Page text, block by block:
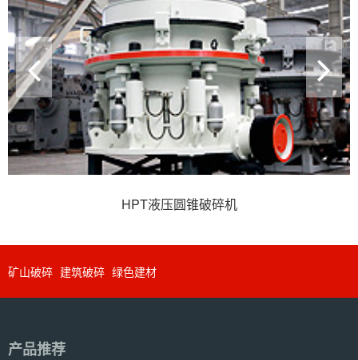
HPT液压圆锥破碎机
矿山破碎 建筑破碎 绿色建材
产品推荐